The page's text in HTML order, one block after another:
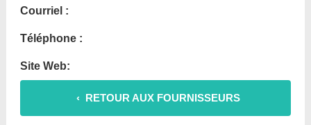
Courriel :
Téléphone :
Site Web:
‹ RETOUR AUX FOURNISSEURS